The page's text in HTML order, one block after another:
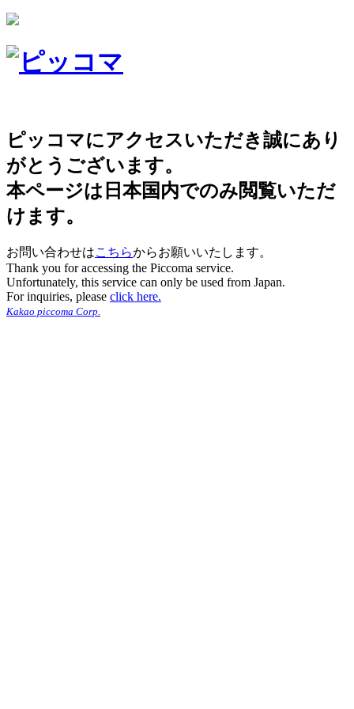
ピッコマにアクセスいただき誠にあり
がとうございます。
本ページは日本国内でのみ閲覧いただ
けます。
お問い合わせはこちらからお願いいたします。
Thank you for accessing the Piccoma service.
Unfortunately, this service can only be used from Japan.
For inquiries, please click here.
Kakao piccoma Corp.